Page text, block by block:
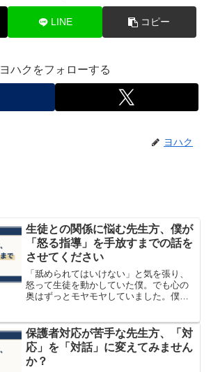
LINE コピー
ヨハクをフォローする
ヨハク
生徒との関係に悩む先生方、僕が
「怒る指導」を手放すまでの話を
させてください
「舐められてはいけない」と気を張り、
怒って生徒を動かしていた僕。でも心の
奥はずっとモヤモヤしていました。僕の
話です。生徒との関係に息苦しさを感じ
ているなら、読んでみませんか？
保護者対応が苦手な先生方、「対
応」を「対話」に変えてみません
か？